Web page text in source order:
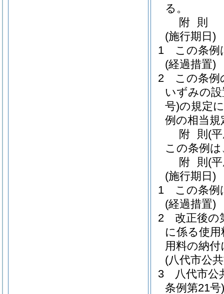
る。
附 則
(施行期日)
1
この条例
(経過措置)
2
この条例
いずみの
号)の規定
例の相当
附 則 (
この条例
附 則 (
(施行期日)
1
この条例
(経過措置)
2
改正後の
に係る使
用料の納
(八代市公
3
八代市公
条例第21号)